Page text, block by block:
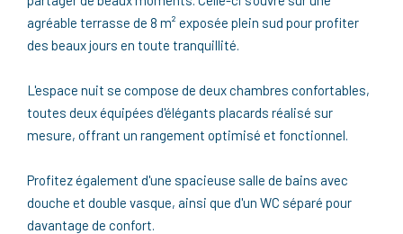
agréable terrasse de 8 m² exposée plein sud pour profiter
des beaux jours en toute tranquillité.
L'espace nuit se compose de deux chambres confortables,
toutes deux équipées d'élégants placards réalisé sur
mesure, offrant un rangement optimisé et fonctionnel.
Profitez également d'une spacieuse salle de bains avec
douche et double vasque, ainsi que d'un WC séparé pour
davantage de confort.